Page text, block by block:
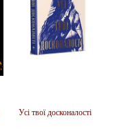
Усі твої досконалості